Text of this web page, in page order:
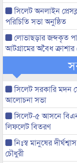
সিলেট অনলাইন
পরিচিতি সভা অনুষ্ঠিত
লোভাছড়ার জব্দকৃত
আটগ্রামের অবৈধ
সিলেট সরকারি মদন
আলোচনা সভা
সিলেট-৫ আসনে
লিফলেট বিতরণ
নিঃস্ব মানুষের
চৌধুরী